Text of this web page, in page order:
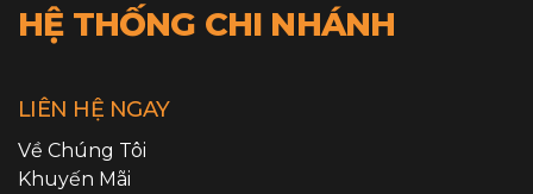
HỆ THỐNG CHI NHÁNH
LIÊN HỆ NGAY
Về Chúng Tôi
Khuyến Mãi